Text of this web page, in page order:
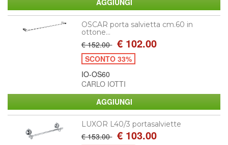
OSCAR porta salvietta cm.60 in
ottone...
€ 152.00 € 102.00
SCONTO 33%
IO-OS60
CARLO IOTTI
LUXOR L40/3 portasalviette
€ 153.00 € 103.00